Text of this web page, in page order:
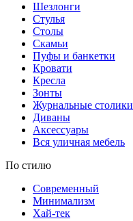
Шезлонги
Стулья
Столы
Скамьи
Пуфы и банкетки
Кровати
Кресла
Зонты
Журнальные столики
Диваны
Аксессуары